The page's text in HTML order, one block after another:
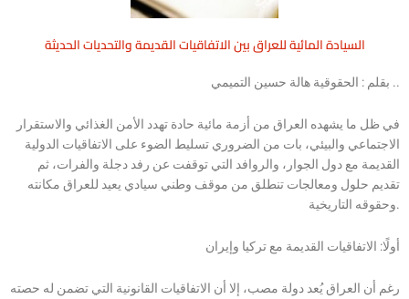
السيادة المائية للعراق بين الاتفاقيات القديمة والتحديات الحديثة
بقلم : الحقوقية هالة حسين التميمي ..
في ظل ما يشهده العراق من أزمة مائية حادة تهدد الأمن الغذائي والاستقرار
الاجتماعي والبيئي، بات من الضروري تسليط الضوء على الاتفاقيات الدولية
القديمة مع دول الجوار، والروافد التي توقفت عن رفد دجلة والفرات، ثم
تقديم حلول ومعالجات تنطلق من موقف وطني سيادي يعيد للعراق مكانته
وحقوقه التاريخية.
أولًا: الاتفاقيات القديمة مع تركيا وإيران
رغم أن العراق يُعد دولة مصب، إلا أن الاتفاقيات القانونية التي تضمن له حصته